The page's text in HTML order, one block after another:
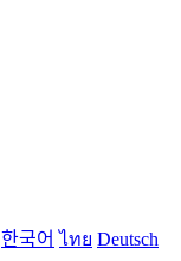
한국어 ไทย Deutsch